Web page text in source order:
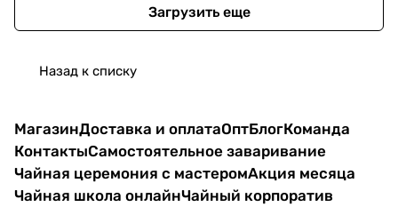
Загрузить еще
Назад к списку
МагазинДоставка и оплатаОптБлогКоманда
КонтактыСамостоятельное заваривание
Чайная церемония с мастеромАкция месяца
Чайная школа онлайнЧайный корпоратив